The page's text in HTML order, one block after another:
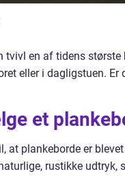
tvivl en af tidens
eller i dagligstuen.
et
at plankeborde er
rustikke